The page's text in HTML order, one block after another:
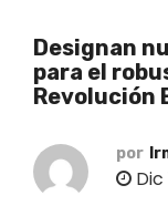
Designan
para el
Revolución
por
Dic